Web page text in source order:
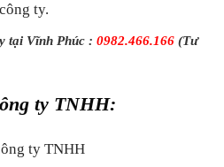
ty.
tại Vĩnh Phúc :0982.466.166 (Tư
ty TNHH:
ty TNHH